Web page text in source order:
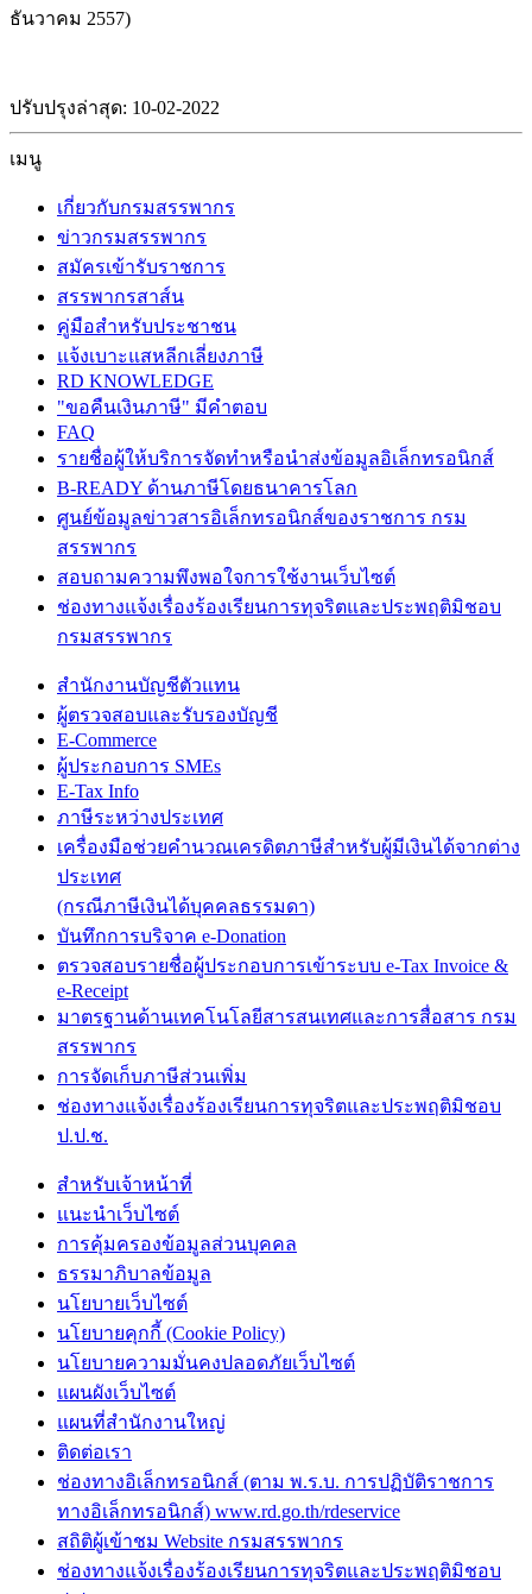
ธันวาคม 2557)
ปรับปรุงล่าสุด: 10-02-2022
เมนู
เกี่ยวกับกรมสรรพากร
ข่าวกรมสรรพากร
สมัครเข้ารับราชการ
สรรพากรสาส์น
คู่มือสำหรับประชาชน
แจ้งเบาะแสหลีกเลี่ยงภาษี
RD KNOWLEDGE
"ขอคืนเงินภาษี" มีคำตอบ
FAQ
รายชื่อผู้ให้บริการจัดทำหรือนำส่งข้อมูลอิเล็กทรอนิกส์
B-READY ด้านภาษีโดยธนาคารโลก
ศูนย์ข้อมูลข่าวสารอิเล็กทรอนิกส์ของราชการ กรม
สรรพากร
สอบถามความพึงพอใจการใช้งานเว็บไซต์
ช่องทางแจ้งเรื่องร้องเรียนการทุจริตและประพฤติมิชอบ
กรมสรรพากร
สำนักงานบัญชีตัวแทน
ผู้ตรวจสอบและรับรองบัญชี
E-Commerce
ผู้ประกอบการ SMEs
E-Tax Info
ภาษีระหว่างประเทศ
เครื่องมือช่วยคำนวณเครดิตภาษีสำหรับผู้มีเงินได้จากต่าง
ประเทศ
(กรณีภาษีเงินได้บุคคลธรรมดา)
บันทึกการบริจาค e-Donation
ตรวจสอบรายชื่อผู้ประกอบการเข้าระบบ e-Tax Invoice &
e-Receipt
มาตรฐานด้านเทคโนโลยีสารสนเทศและการสื่อสาร กรม
สรรพากร
การจัดเก็บภาษีส่วนเพิ่ม
ช่องทางแจ้งเรื่องร้องเรียนการทุจริตและประพฤติมิชอบ
ป.ป.ช.
สำหรับเจ้าหน้าที่
แนะนำเว็บไซต์
การคุ้มครองข้อมูลส่วนบุคคล
ธรรมาภิบาลข้อมูล
นโยบายเว็บไซต์
นโยบายคุกกี้ (Cookie Policy)
นโยบายความมั่นคงปลอดภัยเว็บไซต์
แผนผังเว็บไซต์
แผนที่สำนักงานใหญ่
ติดต่อเรา
ช่องทางอิเล็กทรอนิกส์ (ตาม พ.ร.บ. การปฏิบัติราชการ
ทางอิเล็กทรอนิกส์) www.rd.go.th/rdeservice
สถิติผู้เข้าชม Website กรมสรรพากร
ช่องทางแจ้งเรื่องร้องเรียนการทุจริตและประพฤติมิชอบ